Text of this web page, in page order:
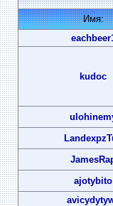
Имя:
kudoc
ajotybito